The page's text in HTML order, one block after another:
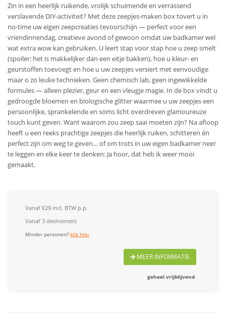
Zin in een heerlijk ruikende, vrolijk schuimende en verrassend
verslavende DIY-activiteit? Met deze zeepjes-maken box tovert u in
no-time uw eigen zeepcreaties tevoorschijn — perfect voor een
vriendinnendag, creatieve avond of gewoon omdat uw badkamer wel
wat extra wow kan gebruiken. U leert stap voor stap hoe u zeep smelt
(spoiler: het is makkelijker dan een eitje bakken), hoe u kleur- en
geurstoffen toevoegt en hoe u uw zeepjes versiert met eenvoudige
maar o zo leuke technieken. Geen chemisch lab, geen ingewikkelde
formules — alleen plezier, geur en een vleugje magie. In de box vindt u
gedroogde bloemen en biologische glitter waarmee u uw zeepjes een
persoonlijke, sprankelende en soms licht overdreven glamoureuze
touch kunt geven. Want waarom zou zeep saai moeten zijn? Na afloop
heeft u een reeks prachtige zeepjes die heerlijk ruiken, schitteren én
perfect zijn om weg te geven… of om trots in uw eigen badkamer neer
te leggen en elke keer te denken: Ja hoor, dat heb ik weer mooi
gemaakt.
Vanaf €29 incl. BTW p.p.
Vanaf 3 deelnemers
Minder personen?klik hier
MEER INFORMATIE
geheel vrijblijvend